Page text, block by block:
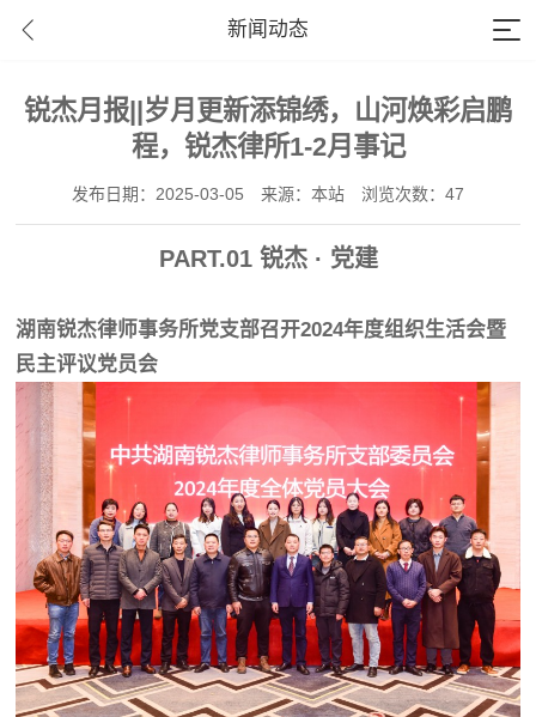
新闻动态
锐杰月报||岁月更新添锦绣，山河焕彩启鹏
程，锐杰律所1-2月事记
发布日期：2025-03-05 来源：本站 浏览次数：47
PART.01 锐杰 · 党建
湖南锐杰律师事务所党支部召开2024年度组织生活会暨
民主评议党员会